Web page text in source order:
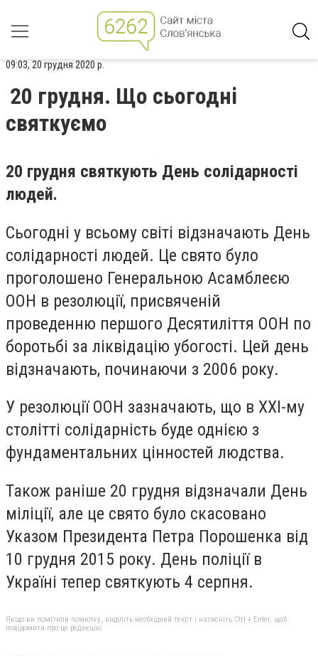
09:03, 20 грудня 2020 р.
20 грудня. Що сьогодні
святкуємо
20 грудня святкують День солідарності
людей.
Сьогодні у всьому світі відзначають День
солідарності людей. Це свято було
проголошено Генеральною Асамблеєю
ООН в резолюції, присвяченій
проведенню першого Десятиліття ООН по
боротьбі за ліквідацію убогості. Цей день
відзначають, починаючи з 2006 року.
У резолюції ООН зазначають, що в XXI-му
столітті солідарність буде однією з
фундаментальних цінностей людства.
Також раніше 20 грудня відзначали День
міліції, але це свято було скасовано
Указом Президента Петра Порошенка від
10 грудня 2015 року. День поліції в
Україні тепер святкують 4 серпня.
Якщо ви помітили помилку, виділіть необхідний текст і натисніть Ctrl + Enter, щоб
повідомити про це редакцію